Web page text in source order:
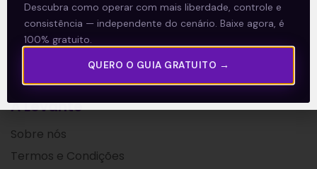
A Levante
Sobre nós
Termos e Condições
Descubra como operar com mais liberdade, controle e
consistência — independente do cenário. Baixe agora, é
100% gratuito.
QUERO O GUIA GRATUITO →